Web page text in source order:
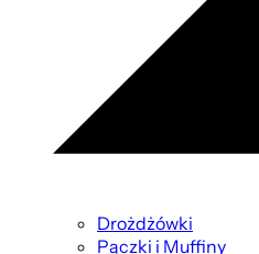
Drożdżówki
Pączki i Muffiny